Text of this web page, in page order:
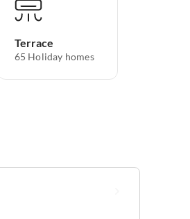
Terrace
65 Holiday homes